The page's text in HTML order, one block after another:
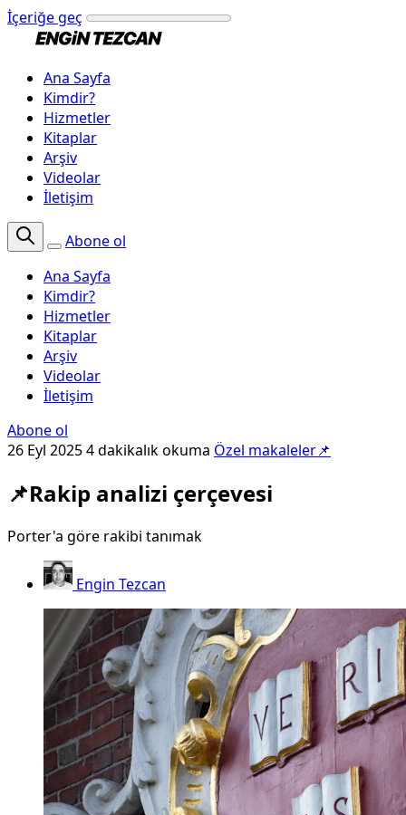
İçeriğe geç
Ana Sayfa
Kimdir?
Hizmetler
Kitaplar
Arşiv
Videolar
İletişim
Abone ol
Ana Sayfa
Kimdir?
Hizmetler
Kitaplar
Arşiv
Videolar
İletişim
Abone ol
26 Eyl 20254 dakikalık okuma Özel makaleler📌
📌Rakip analizi çerçevesi
Porter'a göre rakibi tanımak
Engin Tezcan